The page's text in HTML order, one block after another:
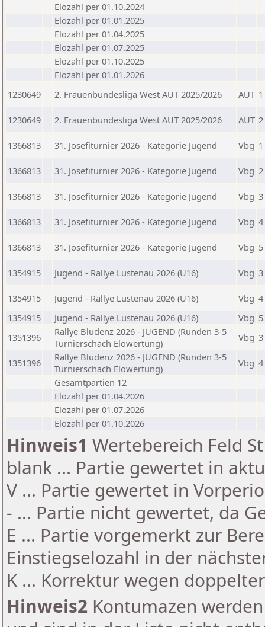
Elozahl per 01.10.2024
Elozahl per 01.01.2025
Elozahl per 01.04.2025
Elozahl per 01.07.2025
Elozahl per 01.10.2025
Elozahl per 01.01.2026
1230649
2. Frauenbundesliga West AUT 2025/2026 AUT 1
1230649 2. Frauenbundesliga West AUT 2025/2026 AUT 2
1366813 31. Josefiturnier 2026 - Kategorie Jugend Vbg 1
1366813 31. Josefiturnier 2026 - Kategorie Jugend Vbg 2
1366813 31. Josefiturnier 2026 - Kategorie Jugend Vbg 3
1366813 31. Josefiturnier 2026 - Kategorie Jugend Vbg 4
1366813 31. Josefiturnier 2026 - Kategorie Jugend Vbg 5
1354915 Jugend - Rallye Lustenau 2026 (U16) Vbg 3
1354915 Jugend - Rallye Lustenau 2026 (U16) Vbg 4
1354915
Jugend - Rallye Lustenau 2026 (U16) Vbg 5
1351396
Rallye Bludenz 2026 - JUGEND (Runden 3-5
Turnierschach Elowertung)
Vbg 3
1351396
Rallye Bludenz 2026 - JUGEND (Runden 3-5
Turnierschach Elowertung)
Vbg 4
Gesamtpartien 12
Elozahl per 01.04.2026
Elozahl per 01.07.2026
Elozahl per 01.10.2026
Hinweis1 Wertebereich Feld
blank ... Partie gewertet in
V ... Partie gewertet in
- ... Partie nicht gewertet, da
E ... Partie vorgemerkt zur
Einstiegselozahl in der
K ... Korrektur wegen
Hinweis2 Kontumazen